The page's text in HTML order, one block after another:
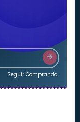
Seguir Comprando